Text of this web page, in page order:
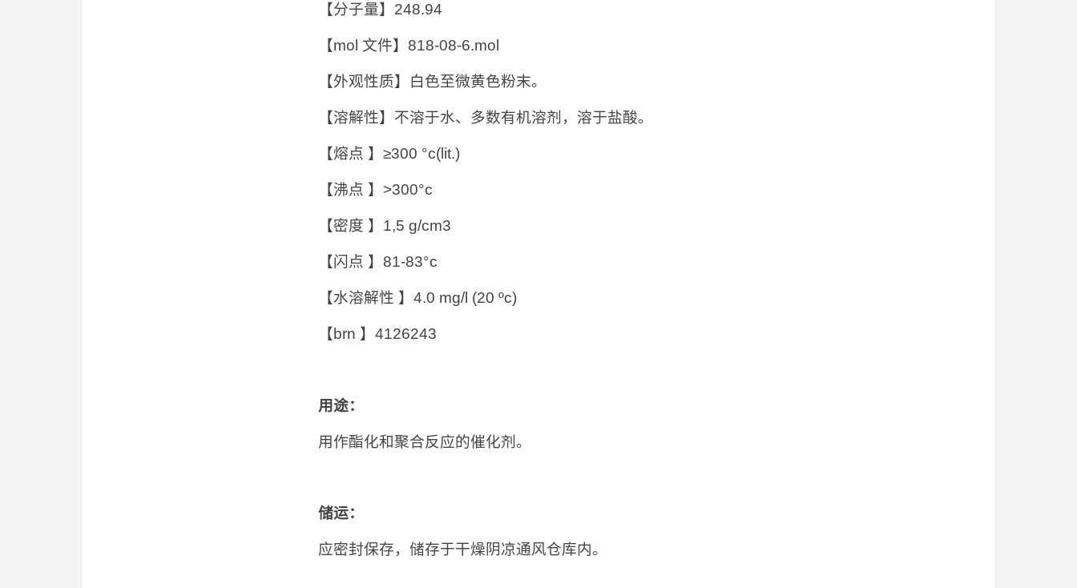
【分子量】248.94
【mol 文件】818-08-6.mol
【外观性质】白色至微黄色粉末。
【溶解性】不溶于水、多数有机溶剂，溶于盐酸。
【熔点 】≥300 °c(lit.)
【沸点 】>300°c
【密度 】1,5 g/cm3
【闪点 】81-83°c
【水溶解性 】4.0 mg/l (20 ºc)
【brn 】4126243
用途：
用作酯化和聚合反应的催化剂。
储运：
应密封保存，储存于干燥阴凉通风仓库内。